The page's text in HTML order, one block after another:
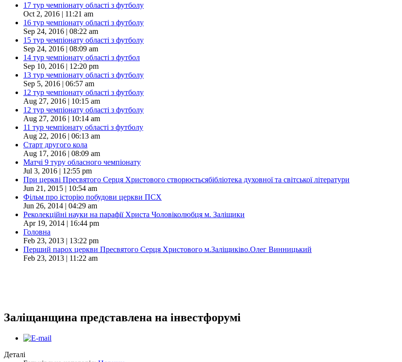
17 тур чемпіонату області з футболу
Oct 2, 2016 | 11:21 am
16 тур чемпіонату області з футболу
Sep 24, 2016 | 08:22 am
15 тур чемпіонату області з футболу
Sep 24, 2016 | 08:09 am
14 тур чемпіонату області з футбол
Sep 10, 2016 | 12:20 pm
13 тур чемпіонату області з футболу
Sep 5, 2016 | 06:57 am
12 тур чемпіонату області з футболу
Aug 27, 2016 | 10:15 am
12 тур чемпіонату області з футболу
Aug 27, 2016 | 10:14 am
11 тур чемпіонату області з футболу
Aug 22, 2016 | 06:13 am
Старт другого кола
Aug 17, 2016 | 08:09 am
Матчі 9 туру обласного чемпіонату
Jul 3, 2016 | 12:55 pm
При церкві Пресвятого Серця Христового створюєтьсябібліотека духовної та світської літератури
Jun 21, 2015 | 10:54 am
Фільм про історію побудови церкви ПСХ
Jun 26, 2014 | 04:29 am
Реколекційні науки на парафії Христа Чоловіколюбця м. Заліщики
Apr 19, 2014 | 16:44 pm
Головна
Feb 23, 2013 | 13:22 pm
Перший парох церкви Пресвятого Серця Христового м.Заліщиківо.Олег Винницький
Feb 23, 2013 | 11:22 am
Заліщанщина представлена на інвестфорумі
Деталі